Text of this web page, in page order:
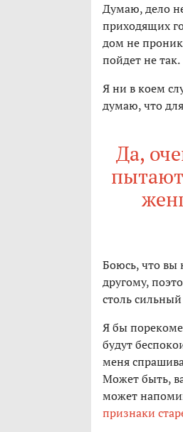
Думаю, дело
приходящих
дом не
пойдет не так.
Я ни в коем
думаю, что
Да,
Боюсь, что вы
другому,
столь
Я бы
будут
меня
Может быть,
может
признаки